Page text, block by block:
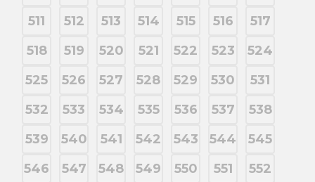
511
512 513 514 515 516
517
518
519 520 521 522 523
524
525
526 527 528 529 530
531
532
533 534 535 536 537
538
539
540 541 542 543 544
545
546
547 548 549 550 551
552